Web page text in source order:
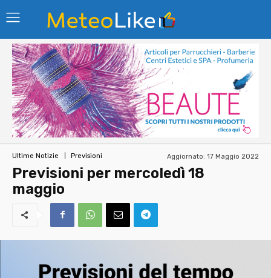
Ultime Notizie Previsioni Aggiornato: 17 Maggio 2022
Previsioni per mercoledì 18
maggio